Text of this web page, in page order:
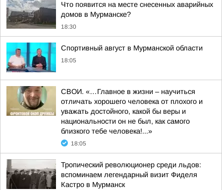
Что появится на месте снесенных аварийных
домов в Мурманске?
18:30
Спортивный август в Мурманской области
18:05
СВОИ. «…Главное в жизни – научиться
отличать хорошего человека от плохого и
уважать достойного, какой бы веры и
национальности он не был, как самого
близкого тебе человека!...»
18:05
Тропический революционер среди льдов:
вспоминаем легендарный визит Фиделя
Кастро в Мурманск